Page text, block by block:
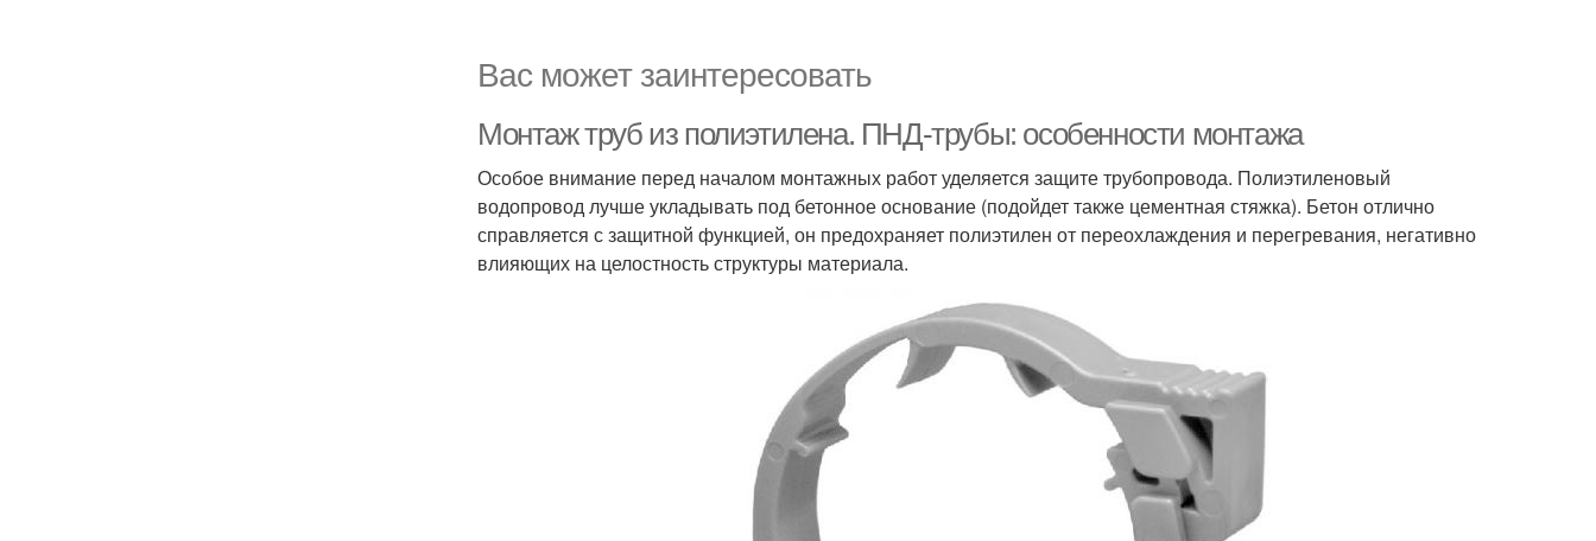
Вас может заинтересовать
Монтаж труб из полиэтилена. ПНД-трубы: особенности монтажа
Особое внимание перед началом монтажных работ уделяется защите трубопровода. Полиэтиленовый
водопровод лучше укладывать под бетонное основание (подойдет также цементная стяжка). Бетон отлично
справляется с защитной функцией, он предохраняет полиэтилен от переохлаждения и перегревания, негативно
влияющих на целостность структуры материала.